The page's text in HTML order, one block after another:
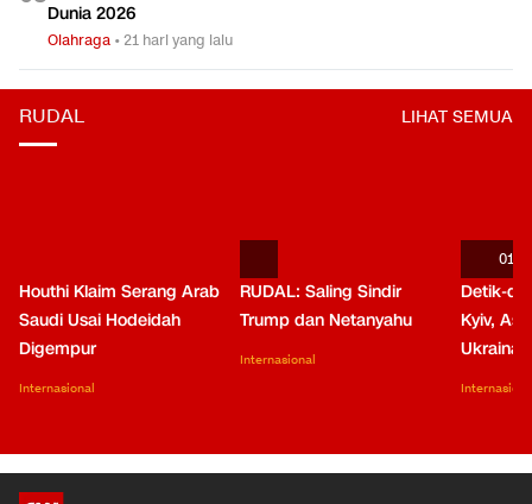
Dunia 2026
Olahraga •21 hari yang lalu
RUDAL LIHAT SEMUA
Houthi Klaim Serang Arab
Saudi Usai Hodeidah
Digempur
Internasional
RUDAL: Saling Sindir
Trump dan Netanyahu
Internasional
Detik-
Kyiv,
Ukraina